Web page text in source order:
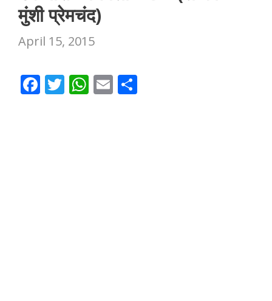
मुंशी प्रेमचंद)
April 15, 2015
F T W E